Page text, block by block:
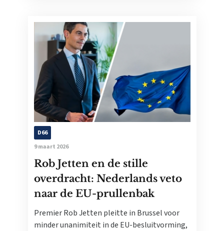
D66
9 maart 2026
Rob Jetten en de stille
overdracht: Nederlands veto
naar de EU-prullenbak
Premier Rob Jetten pleitte in Brussel voor
minder unanimiteit in de EU-besluitvorming,